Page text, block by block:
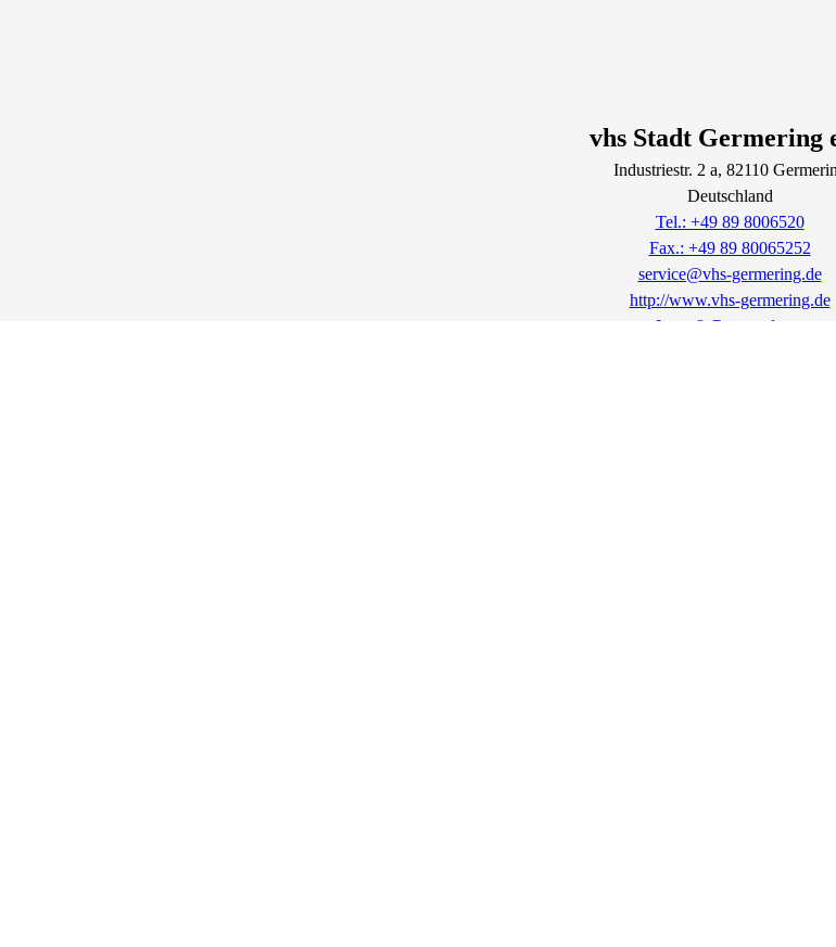
vhs Stadt Germering
Industriestr. 2 a, 82110
Deutschland
Tel.: +49 89 8006520
Fax.: +49 89 80065252
service@vhs-germering.de
http://www.vhs-germering.de
Lage & Routenplaner